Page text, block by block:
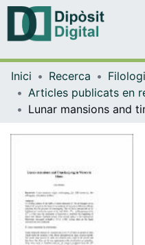
Inici Recerca